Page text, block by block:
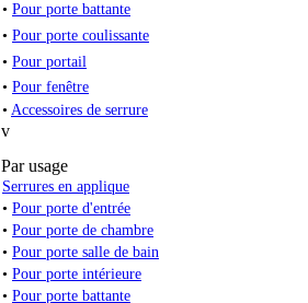
• Pour porte battante
• Pour porte coulissante
• Pour portail
• Pour fenêtre
• Accessoires de serrure
v
Par usage
Serrures en applique
• Pour porte d'entrée
• Pour porte de chambre
• Pour porte salle de bain
• Pour porte intérieure
• Pour porte battante